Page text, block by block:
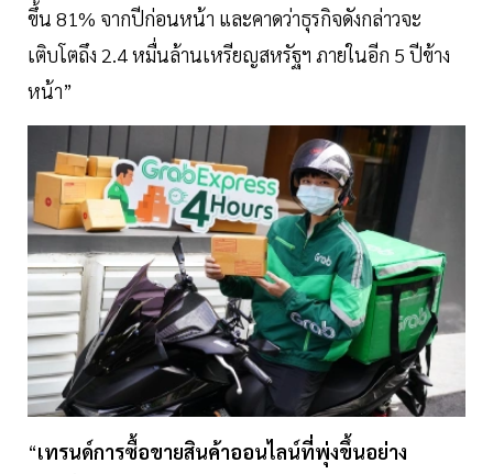
ขึ้น 81% จากปีก่อนหน้า และคาดว่าธุรกิจดังกล่าวจะ
เติบโตถึง 2.4 หมื่นล้านเหรียญสหรัฐฯ ภายในอีก 5 ปีข้าง
หน้า”
“เทรนด์การซื้อขายสินค้าออนไลน์ที่พุ่งขึ้นอย่าง